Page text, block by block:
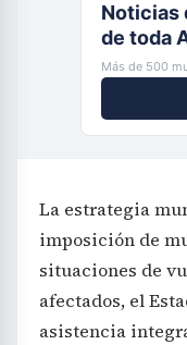
Noticias
de toda
Más de 500
La estrategia
imposición de
situaciones de
afectados, el
asistencia